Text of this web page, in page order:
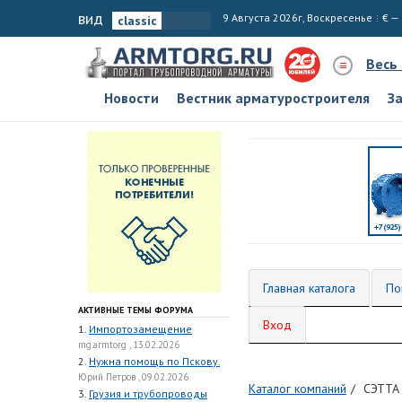
вид 9 Августа 2026г, Воскресенье € —
Весь
Новости
Вестник арматуростроителя
АКТИВНЫЕ ТЕМЫ ФОРУМА
1. Импортозамещение
mg.armtorg , 13.02.2026
2. Нужна помощь по Пскову.
Юрий Петров , 09.02.2026
3. Грузия и трубопроводы
Главная каталога
Вход
Каталог компаний СЭТТА